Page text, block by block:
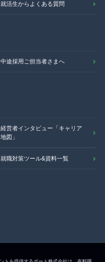
就活生からよくある質問
中途採用ご担当者さまへ
経営者インタビュー「キャリア
地図」
就職対策ツール&資料一覧